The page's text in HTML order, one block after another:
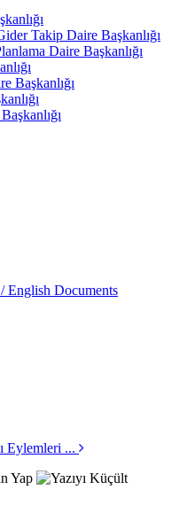
Takip Daire Başkanlığı
Daire Başkanlığı
Başkanlığı
English Documents
Eylemleri ...